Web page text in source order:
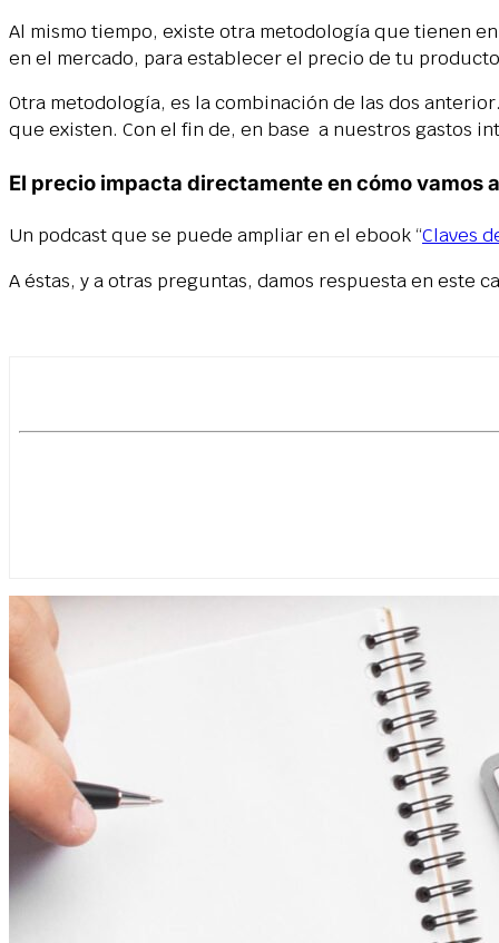
Al mismo tiempo, existe otra metodología que tienen
en el mercado, para establecer el precio de tu
Otra metodología, es la combinación de las dos
que existen. Con el fin de, en base a nuestros gastos
El precio impacta directamente en cómo vamos
Un podcast que se puede ampliar en el ebook “Claves
A éstas, y a otras preguntas, damos respuesta en este